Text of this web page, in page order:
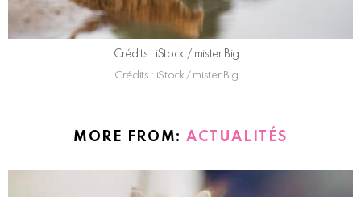
Crédits : iStock / mister Big
Crédits : iStock / mister Big
MORE FROM:ACTUALITÉS